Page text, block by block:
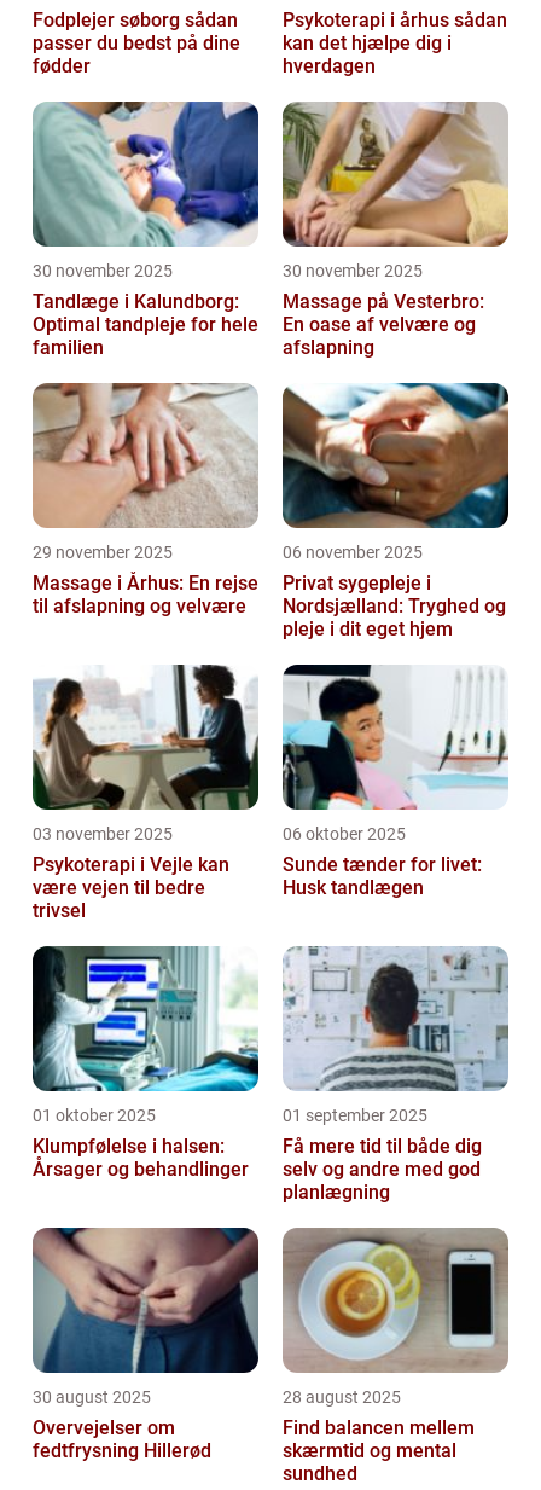
Fodplejer søborg sådan
passer du bedst på dine
fødder
Psykoterapi i århus sådan
kan det hjælpe dig i
hverdagen
30 november 2025
Tandlæge i Kalundborg:
Optimal tandpleje for hele
familien
30 november 2025
Massage på Vesterbro:
En oase af velvære og
afslapning
29 november 2025
Massage i Århus: En rejse
til afslapning og velvære
06 november 2025
Privat sygepleje i
Nordsjælland: Tryghed og
pleje i dit eget hjem
03 november 2025
Psykoterapi i Vejle kan
være vejen til bedre
trivsel
06 oktober 2025
Sunde tænder for livet:
Husk tandlægen
01 oktober 2025
Klumpfølelse i halsen:
Årsager og behandlinger
01 september 2025
Få mere tid til både dig
selv og andre med god
planlægning
30 august 2025
Overvejelser om
fedtfrysning Hillerød
28 august 2025
Find balancen mellem
skærmtid og mental
sundhed